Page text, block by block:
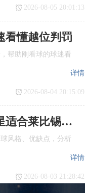
2026-08-05 20:01:13
看懂越位判罚
帮助刚看球的球迷看
详情
2026-08-04 20:15:09
阿斯拉尼技术特点分析！霍芬海姆新星适合莱比锡体系吗
风格、优缺点，分析
详情
2026-08-03 21:28:42